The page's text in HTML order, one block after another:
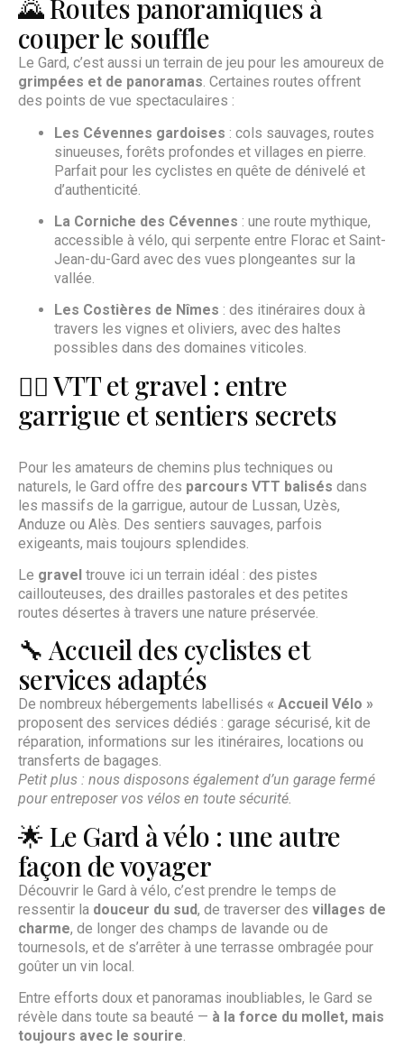
🌄 Routes panoramiques à
couper le souffle
Le Gard, c’est aussi un terrain de jeu pour les amoureux de
grimpées et de panoramas. Certaines routes offrent
des points de vue spectaculaires :
Les Cévennes gardoises : cols sauvages, routes
sinueuses, forêts profondes et villages en pierre.
Parfait pour les cyclistes en quête de dénivelé et
d’authenticité.
La Corniche des Cévennes : une route mythique,
accessible à vélo, qui serpente entre Florac et Saint-
Jean-du-Gard avec des vues plongeantes sur la
vallée.
Les Costières de Nîmes : des itinéraires doux à
travers les vignes et oliviers, avec des haltes
possibles dans des domaines viticoles.
🚵‍♀️ VTT et gravel : entre
garrigue et sentiers secrets
Pour les amateurs de chemins plus techniques ou
naturels, le Gard offre des parcours VTT balisés dans
les massifs de la garrigue, autour de Lussan, Uzès,
Anduze ou Alès. Des sentiers sauvages, parfois
exigeants, mais toujours splendides.
Le gravel trouve ici un terrain idéal : des pistes
caillouteuses, des drailles pastorales et des petites
routes désertes à travers une nature préservée.
🔧 Accueil des cyclistes et
services adaptés
De nombreux hébergements labellisés « Accueil Vélo »
proposent des services dédiés : garage sécurisé, kit de
réparation, informations sur les itinéraires, locations ou
transferts de bagages.
Petit plus : nous disposons également d’un garage fermé
pour entreposer vos vélos en toute sécurité.
🌟 Le Gard à vélo : une autre
façon de voyager
Découvrir le Gard à vélo, c’est prendre le temps de
ressentir la douceur du sud, de traverser des villages de
charme, de longer des champs de lavande ou de
tournesols, et de s’arrêter à une terrasse ombragée pour
goûter un vin local.
Entre efforts doux et panoramas inoubliables, le Gard se
révèle dans toute sa beauté — à la force du mollet, mais
toujours avec le sourire.